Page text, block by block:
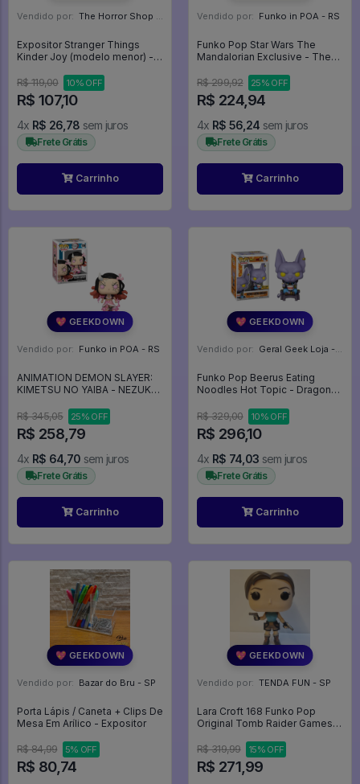
Vendido por: The Horror Shop - Colecionáveis - MG
Expositor Stranger Things
Kinder Joy (modelo menor) -
R$ 119,00
10% OFF
R$ 107,10
4x R$ 26,78 sem juros
Frete Grátis
Carrinho
Vendido por: Funko in POA - RS
Funko Pop Star Wars The
Mandalorian Exclusive - The
Dark) - Star Wars #408
R$ 299,92 25% OFF
R$ 224,94
4x R$ 56,24 sem juros
Frete Grátis
Carrinho
💖 GEEKDOWN
Vendido por: Funko in POA - RS
ANIMATION DEMON SLAYER:
KIMETSU NO YAIBA - NEZUKO
#1749
R$ 345,05 25% OFF
R$ 258,79
4x R$ 64,70 sem juros
Frete Grátis
Carrinho
💖 GEEKDOWN
Vendido por: Geral Geek Loja - SP
Funko Pop Beerus Eating
Noodles Hot Topic - Dragon
R$ 329,00
10% OFF
R$ 296,10
4x R$ 74,03 sem juros
Frete Grátis
Carrinho
💖 GEEKDOWN
Vendido por: Bazar do Bru - SP
Porta Lápis / Caneta + Clips De
Mesa Em Arílico - Expositor
R$ 84,99 5% OFF
R$ 80,74
💖 GEEKDOWN
Vendido por: TENDA FUN - SP
Lara Croft 168 Funko Pop
Original Tomb Raider Games
Funko Pop - #168 - FUNKO
POP #168
R$ 319,99 15% OFF
R$ 271,99